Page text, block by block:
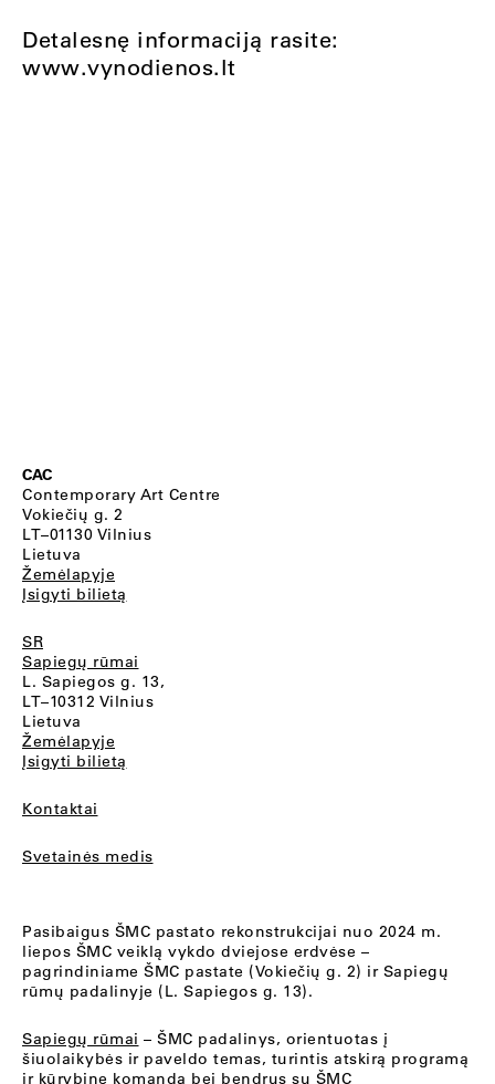
Detalesnę informaciją rasite:
www.vynodienos.lt
CAC
Contemporary Art Centre
Vokiečių g. 2
LT–01130 Vilnius
Lietuva
Žemėlapyje
Įsigyti bilietą
SR
Sapiegų rūmai
L. Sapiegos g. 13,
LT–10312 Vilnius
Lietuva
Žemėlapyje
Įsigyti bilietą
Kontaktai
Svetainės medis
Pasibaigus ŠMC pastato rekonstrukcijai nuo 2024 m.
liepos ŠMC veiklą vykdo dviejose erdvėse –
pagrindiniame ŠMC pastate (Vokiečių g. 2) ir Sapiegų
rūmų padalinyje (L. Sapiegos g. 13).
Sapiegų rūmai – ŠMC padalinys, orientuotas į
šiuolaikybės ir paveldo temas, turintis atskirą programą
ir kūrybinę komandą bei bendrus su ŠMC